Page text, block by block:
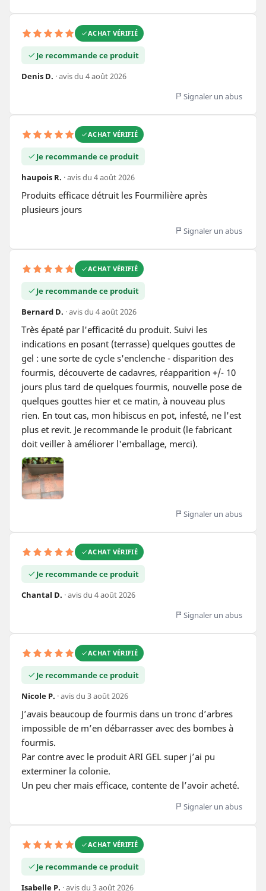
ACHAT VÉRIFIÉ
Je recommande ce produit
Denis D. · avis du 4 août 2026
Signaler un abus
ACHAT VÉRIFIÉ
Je recommande ce produit
haupois R. · avis du 4 août 2026
Produits efficace détruit les Fourmilière après
plusieurs jours
Signaler un abus
ACHAT VÉRIFIÉ
Je recommande ce produit
Bernard D. · avis du 4 août 2026
Très épaté par l'efficacité du produit. Suivi les
indications en posant (terrasse) quelques gouttes de
gel : une sorte de cycle s'enclenche - disparition des
fourmis, découverte de cadavres, réapparition +/- 10
jours plus tard de quelques fourmis, nouvelle pose de
quelques gouttes hier et ce matin, à nouveau plus
rien. En tout cas, mon hibiscus en pot, infesté, ne l'est
plus et revit. Je recommande le produit (le fabricant
doit veiller à améliorer l'emballage, merci).
Signaler un abus
ACHAT VÉRIFIÉ
Je recommande ce produit
Chantal D. · avis du 4 août 2026
Signaler un abus
ACHAT VÉRIFIÉ
Je recommande ce produit
Nicole P. · avis du 3 août 2026
J’avais beaucoup de fourmis dans un tronc d’arbres
impossible de m’en débarrasser avec des bombes à
fourmis.
Par contre avec le produit ARI GEL super j’ai pu
exterminer la colonie.
Un peu cher mais efficace, contente de l’avoir acheté.
Signaler un abus
ACHAT VÉRIFIÉ
Je recommande ce produit
Isabelle P. · avis du 3 août 2026